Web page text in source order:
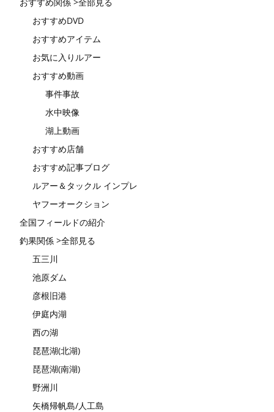
おすすめDVD
おすすめアイテム
お気に入りルアー
おすすめ動画
事件事故
水中映像
湖上動画
おすすめ店舗
おすすめ記事ブログ
ルアー＆タックル インプレ
ヤフーオークション
全国フィールドの紹介
釣果関係 >全部見る
五三川
池原ダム
彦根旧港
伊庭内湖
西の湖
琵琶湖(北湖)
琵琶湖(南湖)
野洲川
矢橋帰帆島/人工島